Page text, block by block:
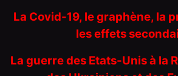
La Covid-19, le graphène, la
les effets
La guerre des Etats-Unis à la